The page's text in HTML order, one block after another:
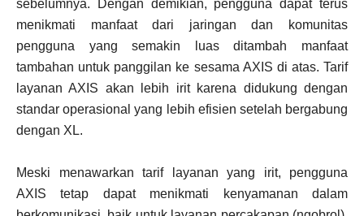
sebelumnya. Dengan demikian, pengguna dapat terus
menikmati manfaat dari jaringan dan komunitas
pengguna yang semakin luas ditambah manfaat
tambahan untuk panggilan ke sesama AXIS di atas. Tarif
layanan AXIS akan lebih irit karena didukung dengan
standar operasional yang lebih efisien setelah bergabung
dengan XL.
Meski menawarkan tarif layanan yang irit, pengguna
AXIS tetap dapat menikmati kenyamanan dalam